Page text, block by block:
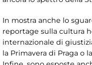
In mostra anche lo
reportage sulla cultura
internazionale di
la Primavera di Praga o